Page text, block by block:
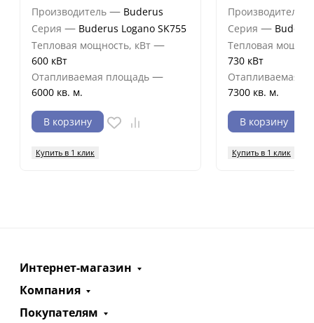
Производитель — Buderus
Серия — Buderus Logano SK755
Тепловая мощность, кВт —
600 кВт
Отапливаемая площадь —
6000 кв. м.
В корзину
Купить в 1 клик
Производитель
Серия —
Тепловая
730 кВт
Отапливаемая
7300 кв. м.
В корзину
Купить в 1 клик
Интернет-магазин
Компания
Покупателям